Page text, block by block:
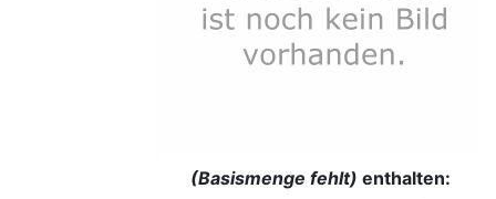
(Basismenge fehlt) enthalten: